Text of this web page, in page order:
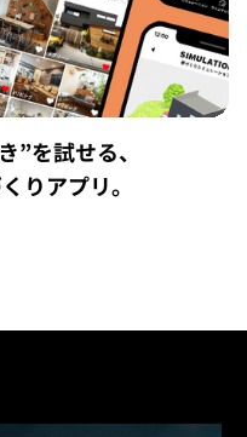
”を試せる、
りアプリ。